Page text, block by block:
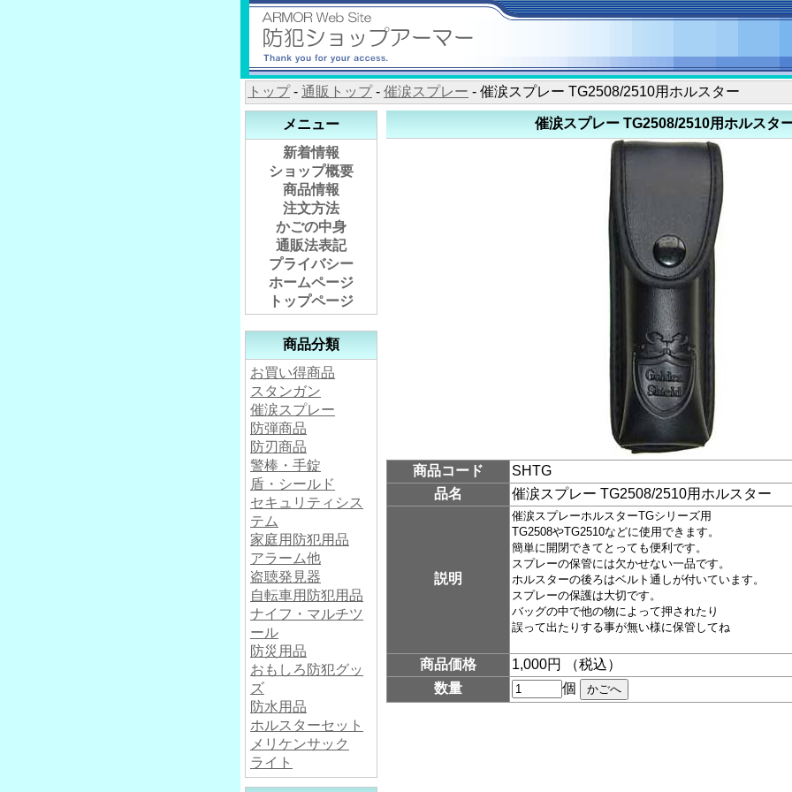
トップ- 通販トップ- 催涙スプレー - 催涙スプレー TG2508/2510用ホルスター
メニュー
新着情報
ショップ概要
商品情報
注文方法
かごの中身
通販法表記
プライバシー
ホームページ
トップページ
商品分類
お買い得商品
スタンガン
催涙スプレー
防弾商品
防刃商品
警棒・手錠
盾・シールド
セキュリティシス
テム
家庭用防犯用品
アラーム他
盗聴発見器
自転車用防犯用品
ナイフ・マルチツ
ール
防災用品
おもしろ防犯グッ
ズ
防水用品
ホルスターセット
メリケンサック
ライト
催涙スプレー TG2508/2510用ホルスタ
商品コード
SHTG
品名
催涙スプレー TG2508/2510用ホルスター
説明
催涙スプレーホルスターTGシリーズ用
TG2508やTG2510などに使用できます。
簡単に開閉できてとっても便利です。
スプレーの保管には欠かせない一品です。
ホルスターの後ろはベルト通しが付いています。
スプレーの保護は大切です。
バッグの中で他の物によって押されたり
誤って出たりする事が無い様に保管してね
商品価格
1,000円 （税込）
数量
個